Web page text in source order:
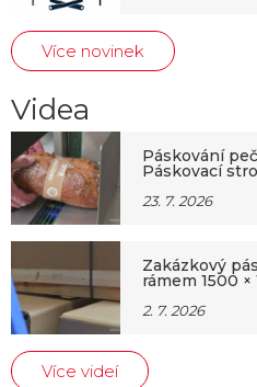
Více novinek
Videa
Páskování
Páskovací
23. 7. 2026
Zakázkový
rámem 1500 ×
2. 7. 2026
Více videí